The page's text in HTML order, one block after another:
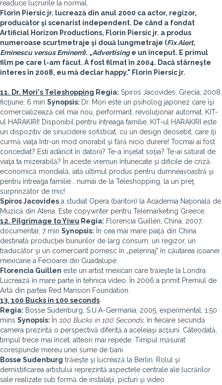
readuce lucrurile la normal.
Florin Piersic jr. lucrează din anul 2000 ca actor, regizor,
producător şi scenarist independent. De când a fondat
Artificial Horizon Productions, Florin Piersic jr. a produs
numeroase scurtmetraje şi două lungmetraje (Fix Alert,
Eminescu versus Eminem). „Advertisinge un început. E primul
film pe care l-am făcut. A fost filmat în 2004. Dacă stârneşte
interes în 2008, eu mă declar happy." Florin Piersic jr.
11. Dr. Mori's Teleshopping Regia: Spiros Jacovides, Grecia, 2008,
ficţiune, 6 min Synopsis: Dr. Mori este un psiholog japonez care îşi
comercializează cel mai nou, performant, revoluţionar automat, KIT-
ul HARAKIRI! Disponibil pentru întreaga familie, KIT-ul HARAKIRI este
un dispozitiv de sinucidere sofisticat, cu un design deosebit, care iţi
curmă viaţa într-un mod onorabil şi fără nicio durere! Tocmai ai fost
concediat? Esti adâncit în datorii? Te-a înşelat soţia? Te-ai săturat de
viaţa ta mizerabilă? În aceste vremuri întunecate şi dificile de criză
economică mondială, iată ultimul produs pentru dumneavoastră şi
pentru întreaga familie....numai de la Teleshopping, la un preţ
surprinzător de mic!
Spiros Jacovides a studiat Opera (bariton) la Academia Naţională de
Muzică din Atena. Este copywriter pentru Telemarketing Greece.
12. Pilgrimage to Yiwu Regia: Florencia Guillen, China, 2007,
documentar, 7 min Synopsis: În cea mai mare piaţă din China
destinată producţiei bunurilor de larg consum, un regizor, un
traducător şi un comerciant pornesc în „pelerinaj" în căutarea icoanei
mexicane a Fecioarei din Guadalupe.
Florencia Guillen este un artist mexican care trăieşte la Londra.
Lucrează în mare parte în tehnica video. În 2006 a primit Premiul de
Artă din partea Red Mansion Foundation.
13. 100 Bucks in 100 seconds
Regia: Bosse Sudenburg, S.U.A-Germania, 2005, experimental, 1.50
mins Synopsis: În 100 Bucks in 100 Seconds, în fiecare secundă
camera prezintă o perspectivă diferită a aceleiaşi acţiuni. Câteodată,
timpul trece mai încet, alteori mai repede. Timpul măsurat
corespunde mereu unei sume de bani.
Bosse Sudenburg trăieşte şi lucrează la Berlin. Rolul şi
demistificarea artistului reprezintă aspectele centrale ale lucrărilor
sale realizate sub formă de instalaţii, picturi şi video.